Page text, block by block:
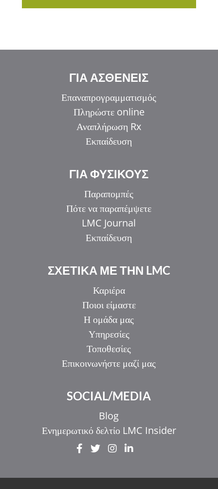
ΓΙΑ ΑΣΘΕΝΕΙΣ
Επαναπρογραμματισμός
Πληρώστε online
Αναπλήρωση Rx
Εκπαίδευση
ΓΙΑ ΦΥΣΙΚΟΥΣ
Παραπομπές
Πότε να παραπέμψετε
LMC Journal
Εκπαίδευση
ΣΧΕΤΙΚΑ ΜΕ ΤΗΝ LMC
Καριέρα
Ποιοι είμαστε
Η ομάδα μας
Υπηρεσίες
Τοποθεσίες
Επικοινωνήστε μαζί μας
SOCIAL/MEDIA
Blog
Ενημερωτικό δελτίο LMC Insider